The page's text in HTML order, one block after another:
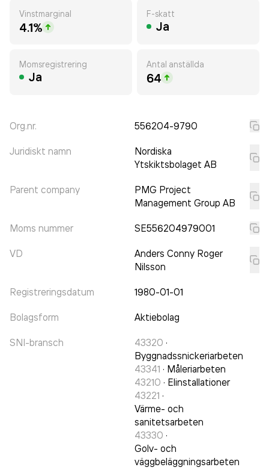
Vinstmarginal
4.1%
F-skatt
Ja
Momsregistrering
Ja
Antal anställda
64
Org.nr. 556204-9790
Juridiskt namn
Nordiska
Ytskiktsbolaget AB
Parent company
PMG Project
Management Group AB
Moms nummer SE556204979001
VD
Anders Conny Roger
Nilsson
Registreringsdatum 1980-01-01
Bolagsform Aktiebolag
SNI-bransch 43320 ·
Byggnadssnickeriarbeten
43341 · Måleriarbeten
43210 · Elinstallationer
43221 ·
Värme- och
sanitetsarbeten
43330 ·
Golv- och
väggbeläggningsarbeten